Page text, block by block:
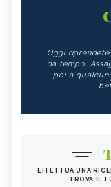
Oggi
da tempo.
poi a
EFFETTUA UNA
TROVA IL